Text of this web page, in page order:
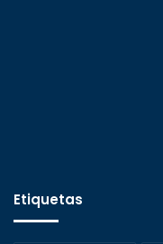
Etiquetas